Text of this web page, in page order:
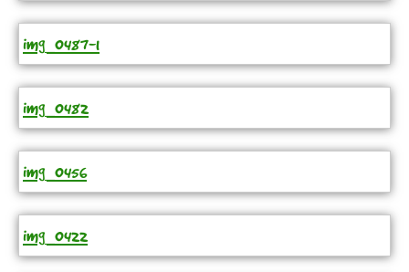
img_0487-1
img_0482
img_0456
img_0422